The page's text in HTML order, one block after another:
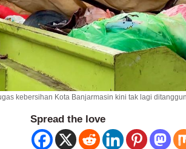
kebersihan Kota Banjarmasin kini tak lagi
Spread the love